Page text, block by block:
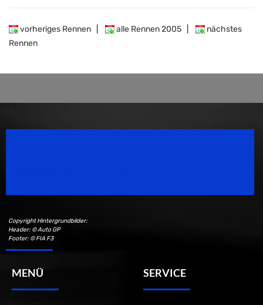
vorheriges Rennen alle Rennen 2005
nächstes
Rennen
Copyright Hintergrundbilder:
Header: © Auto GP
Footer: © FIA F3
MENÜ SERVICE